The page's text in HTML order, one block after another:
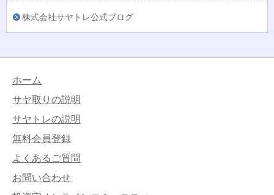
株式会社サヤトレ公式ブログ
ホーム
サヤ取りの説明
サヤトレの説明
無料会員登録
よくあるご質問
お問い合わせ